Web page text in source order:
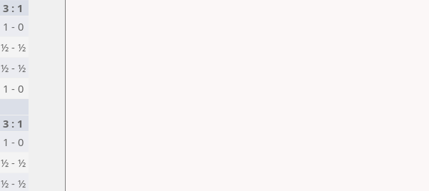
3 : 1
1 - 0
½ - ½
½ - ½
1 - 0
3 : 1
1 - 0
½ - ½
½ - ½